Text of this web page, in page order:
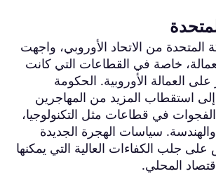
المتحدة من الاتحاد الأوروبي، واجهت
خاصة في القطاعات التي كانت
العمالة الأوروبية. الحكومة
إلى استقطاب المزيد من المهاجرين
في قطاعات مثل التكنولوجيا،
سياسات الهجرة الجديدة
جلب الكفاءات العالية التي يمكنها
المحلي.